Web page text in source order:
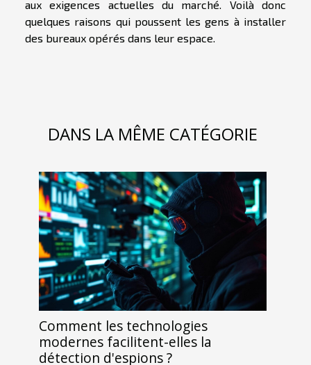
aux exigences actuelles du marché. Voilà donc
quelques raisons qui poussent les gens à installer
des bureaux opérés dans leur espace.
DANS LA MÊME CATÉGORIE
Comment les technologies
modernes facilitent-elles la
détection d'espions ?